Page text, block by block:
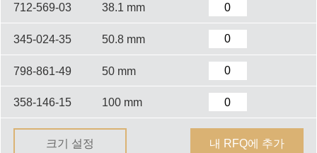
712-569-03 38.1 mm
345-024-35 50.8 mm
798-861-49 50 mm
358-146-15 100 mm
크기 설정 내 RFQ에 추가